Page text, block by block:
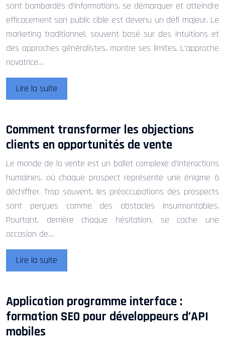
sont bombardés d’informations, se démarquer et atteindre
efficacement son public cible est devenu un défi majeur. Le
marketing traditionnel, souvent basé sur des intuitions et
des approches généralistes, montre ses limites. L’approche
novatrice…
Lire la suite
Comment transformer les objections
clients en opportunités de vente
Le monde de la vente est un ballet complexe d’interactions
humaines, où chaque prospect représente une énigme à
déchiffrer. Trop souvent, les préoccupations des prospects
sont perçues comme des obstacles insurmontables.
Pourtant, derrière chaque hésitation, se cache une
occasion de…
Lire la suite
Application programme interface :
formation SEO pour développeurs d’API
mobiles